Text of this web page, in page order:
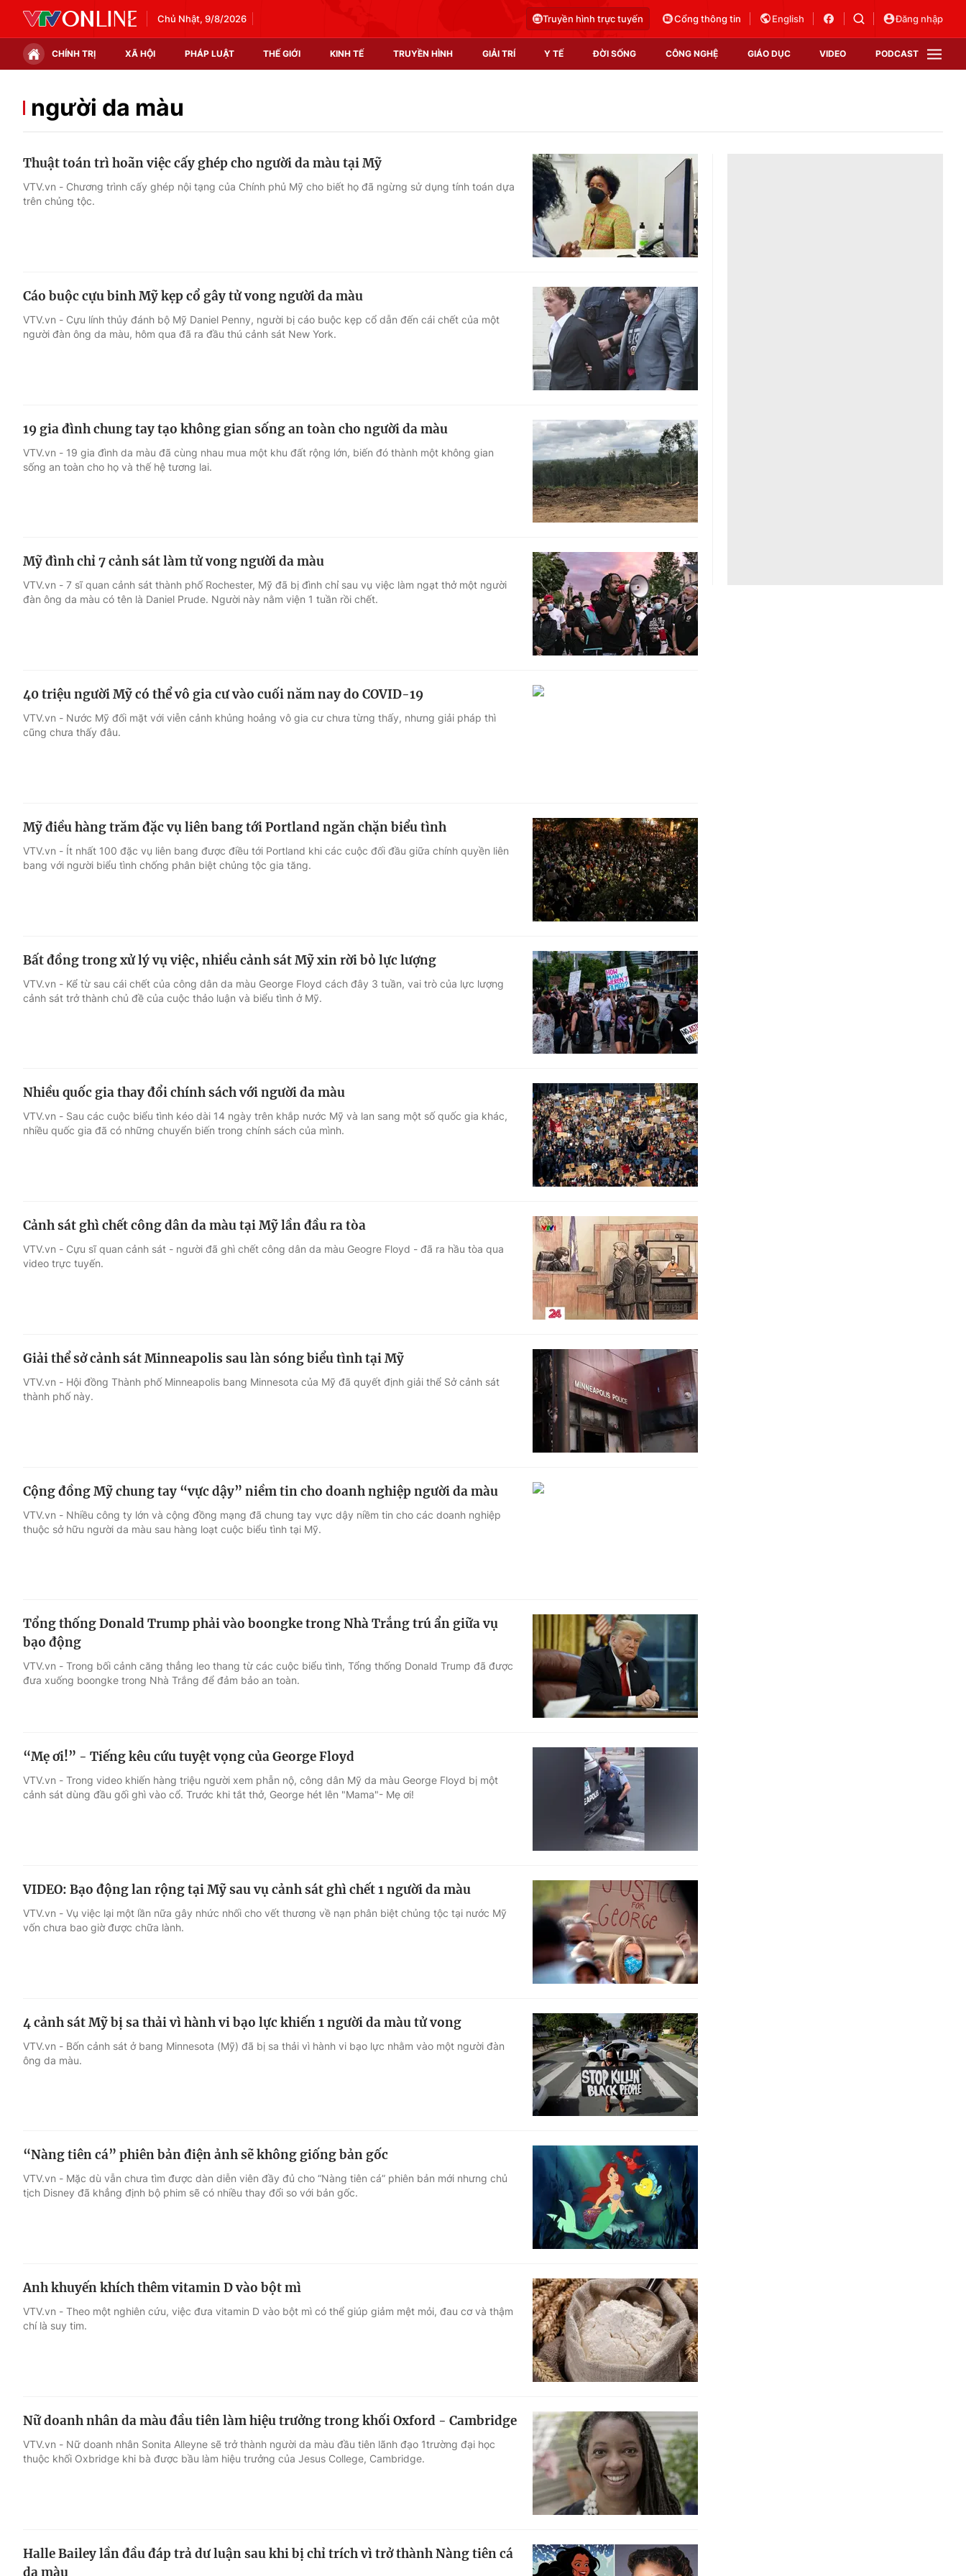
Chủ Nhật, 9/8/2026 Truyền hình trực tuyến Cổng thông tin English Đăng nhập
CHÍNH TRỊ XÃ HỘI PHÁP LUẬT THẾ GIỚI KINH TẾ TRUYỀN HÌNH GIẢI TRÍ Y TẾ ĐỜI SỐNG CÔNG NGHỆ GIÁO DỤC VIDEO PODCAST
Thế giới đó đây
Video
Shorts video
Podcast
EMagazine
Photo
Infographic
Góc ảnh
Điện ảnh
Âm nhạc
Sao
Du lịch
Làm đẹp
Chất lượng cuộc sống
Tuyển sinh
Học trực tuyến
Công nghệ
Hitech Công nghệ tương lai
Sản phẩm
Thị trường
Tư vấn
VTV Sức khoẻ
người da màu
Thuật toán trì hoãn việc cấy ghép cho người da màu tại Mỹ
VTV.vn - Chương trình cấy ghép nội tạng của Chính phủ Mỹ cho biết họ đã ngừng sử dụng tính toán dựa
trên chủng tộc.
Cáo buộc cựu binh Mỹ kẹp cổ gây tử vong người da màu
VTV.vn - Cựu lính thủy đánh bộ Mỹ Daniel Penny, người bị cáo buộc kẹp cổ dẫn đến cái chết của một
người đàn ông da màu, hôm qua đã ra đầu thú cảnh sát New York.
19 gia đình chung tay tạo không gian sống an toàn cho người da màu
VTV.vn - 19 gia đình da màu đã cùng nhau mua một khu đất rộng lớn, biến đó thành một không gian
sống an toàn cho họ và thế hệ tương lai.
Mỹ đình chỉ 7 cảnh sát làm tử vong người da màu
VTV.vn - 7 sĩ quan cảnh sát thành phố Rochester, Mỹ đã bị đình chỉ sau vụ việc làm ngạt thở một người
đàn ông da màu có tên là Daniel Prude. Người này nằm viện 1 tuần rồi chết.
40 triệu người Mỹ có thể vô gia cư vào cuối năm nay do COVID-19
VTV.vn - Nước Mỹ đối mặt với viễn cảnh khủng hoảng vô gia cư chưa từng thấy, nhưng giải pháp thì
cũng chưa thấy đâu.
Mỹ điều hàng trăm đặc vụ liên bang tới Portland ngăn chặn biểu tình
VTV.vn - Ít nhất 100 đặc vụ liên bang được điều tới Portland khi các cuộc đối đầu giữa chính quyền liên
bang với người biểu tình chống phân biệt chủng tộc gia tăng.
Bất đồng trong xử lý vụ việc, nhiều cảnh sát Mỹ xin rời bỏ lực lượng
VTV.vn - Kể từ sau cái chết của công dân da màu George Floyd cách đây 3 tuần, vai trò của lực lượng
cảnh sát trở thành chủ đề của cuộc thảo luận và biểu tình ở Mỹ.
Nhiều quốc gia thay đổi chính sách với người da màu
VTV.vn - Sau các cuộc biểu tình kéo dài 14 ngày trên khắp nước Mỹ và lan sang một số quốc gia khác,
nhiều quốc gia đã có những chuyển biến trong chính sách của mình.
Cảnh sát ghì chết công dân da màu tại Mỹ lần đầu ra tòa
VTV.vn - Cựu sĩ quan cảnh sát - người đã ghì chết công dân da màu Geogre Floyd - đã ra hầu tòa qua
video trực tuyến.
Giải thể sở cảnh sát Minneapolis sau làn sóng biểu tình tại Mỹ
VTV.vn - Hội đồng Thành phố Minneapolis bang Minnesota của Mỹ đã quyết định giải thể Sở cảnh sát
thành phố này.
Cộng đồng Mỹ chung tay “vực dậy” niềm tin cho doanh nghiệp người da màu
VTV.vn - Nhiều công ty lớn và cộng đồng mạng đã chung tay vực dậy niềm tin cho các doanh nghiệp
thuộc sở hữu người da màu sau hàng loạt cuộc biểu tình tại Mỹ.
Tổng thống Donald Trump phải vào boongke trong Nhà Trắng trú ẩn giữa vụ
bạo động
VTV.vn - Trong bối cảnh căng thẳng leo thang từ các cuộc biểu tình, Tổng thống Donald Trump đã được
đưa xuống boongke trong Nhà Trắng để đảm bảo an toàn.
“Mẹ ơi!” - Tiếng kêu cứu tuyệt vọng của George Floyd
VTV.vn - Trong video khiến hàng triệu người xem phẫn nộ, công dân Mỹ da màu George Floyd bị một
cảnh sát dùng đầu gối ghì vào cổ. Trước khi tắt thở, George hét lên "Mama"- Mẹ ơi!
VIDEO: Bạo động lan rộng tại Mỹ sau vụ cảnh sát ghì chết 1 người da màu
VTV.vn - Vụ việc lại một lần nữa gây nhức nhối cho vết thương về nạn phân biệt chủng tộc tại nước Mỹ
vốn chưa bao giờ được chữa lành.
4 cảnh sát Mỹ bị sa thải vì hành vi bạo lực khiến 1 người da màu tử vong
VTV.vn - Bốn cảnh sát ở bang Minnesota (Mỹ) đã bị sa thải vì hành vi bạo lực nhằm vào một người đàn
ông da màu.
“Nàng tiên cá” phiên bản điện ảnh sẽ không giống bản gốc
VTV.vn - Mặc dù vẫn chưa tìm được dàn diễn viên đầy đủ cho “Nàng tiên cá” phiên bản mới nhưng chủ
tịch Disney đã khẳng định bộ phim sẽ có nhiều thay đổi so với bản gốc.
Anh khuyến khích thêm vitamin D vào bột mì
VTV.vn - Theo một nghiên cứu, việc đưa vitamin D vào bột mì có thể giúp giảm mệt mỏi, đau cơ và thậm
chí là suy tim.
Nữ doanh nhân da màu đầu tiên làm hiệu trưởng trong khối Oxford - Cambridge
VTV.vn - Nữ doanh nhân Sonita Alleyne sẽ trở thành người da màu đầu tiên lãnh đạo 1trường đại học
thuộc khối Oxbridge khi bà được bầu làm hiệu trưởng của Jesus College, Cambridge.
Halle Bailey lần đầu đáp trả dư luận sau khi bị chỉ trích vì trở thành Nàng tiên cá
da màu